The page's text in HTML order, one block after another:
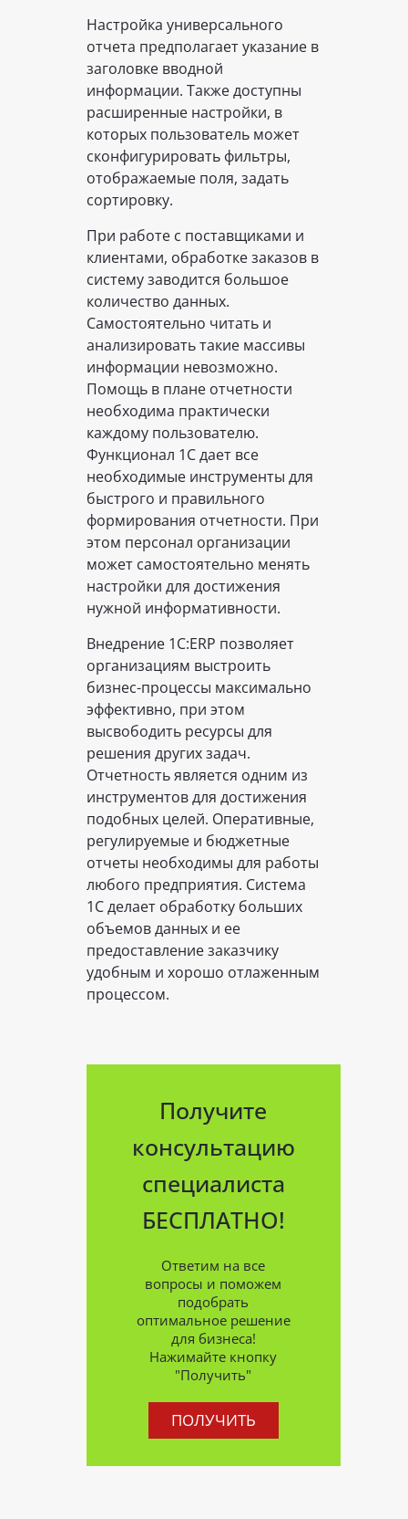
Настройка универсального
отчета предполагает указание в
заголовке вводной
информации. Также доступны
расширенные настройки, в
которых пользователь может
сконфигурировать фильтры,
отображаемые поля, задать
сортировку.
При работе с поставщиками и
клиентами, обработке заказов в
систему заводится большое
количество данных.
Самостоятельно читать и
анализировать такие массивы
информации невозможно.
Помощь в плане отчетности
необходима практически
каждому пользователю.
Функционал 1С дает все
необходимые инструменты для
быстрого и правильного
формирования отчетности. При
этом персонал организации
может самостоятельно менять
настройки для достижения
нужной информативности.
Внедрение 1С:ERP позволяет
организациям выстроить
бизнес-процессы максимально
эффективно, при этом
высвободить ресурсы для
решения других задач.
Отчетность является одним из
инструментов для достижения
подобных целей. Оперативные,
регулируемые и бюджетные
отчеты необходимы для работы
любого предприятия. Система
1С делает обработку больших
объемов данных и ее
предоставление заказчику
удобным и хорошо отлаженным
процессом.
Получите
консультацию
специалиста
БЕСПЛАТНО!
Ответим на все
вопросы и поможем
подобрать
оптимальное решение
для бизнеса!
Нажимайте кнопку
"Получить"
ПОЛУЧИТЬ